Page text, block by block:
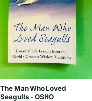
The Man Who Loved
Seagulls - OSHO